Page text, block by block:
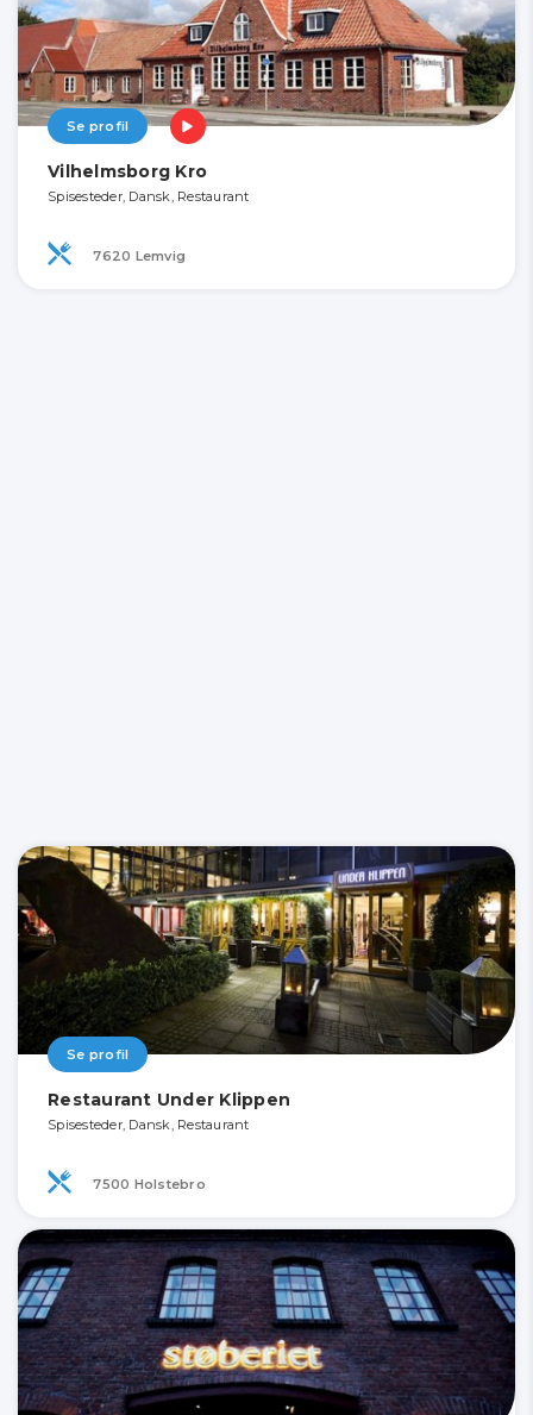
Se profil
Vilhelmsborg Kro
Spisesteder, Dansk, Restaurant
7620 Lemvig
Se profil
Restaurant Under Klippen
Spisesteder, Dansk, Restaurant
7500 Holstebro